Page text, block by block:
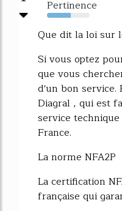
Pertinence
56%
Que dit la loi sur
Si vous optez
que vous
d'un bon service.
Diagral , qui est
service
France.
La norme NFA2P
La certification
française qui